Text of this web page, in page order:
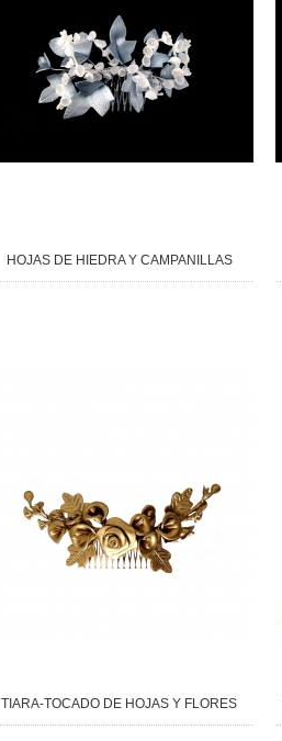
HOJAS DE HIEDRA Y CAMPANILLAS
TIARA-TOCADO DE HOJAS Y FLORES